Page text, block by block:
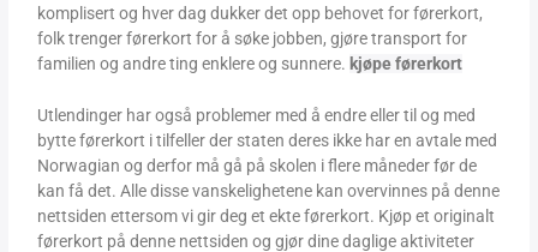
komplisert og hver dag dukker det opp behovet for førerkort,
folk trenger førerkort for å søke jobben, gjøre transport for
familien og andre ting enklere og sunnere. kjøpe førerkort
Utlendinger har også problemer med å endre eller til og med
bytte førerkort i tilfeller der staten deres ikke har en avtale med
Norwagian og derfor må gå på skolen i flere måneder før de
kan få det. Alle disse vanskelighetene kan overvinnes på denne
nettsiden ettersom vi gir deg et ekte førerkort. Kjøp et originalt
førerkort på denne nettsiden og gjør dine daglige aktiviteter